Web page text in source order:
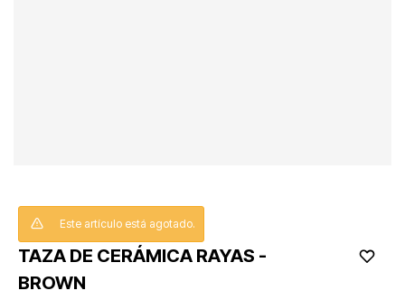
TAZA DE CERÁMICA RAYAS -
BROWN
Este artículo está agotado.